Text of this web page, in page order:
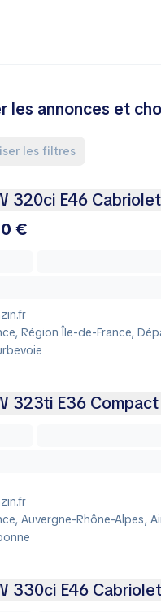
les annonces et
les filtres
320ci E46
€
Région Île-de-France,
323ti E36
Auvergne-Rhône-Alpes,
330ci E46